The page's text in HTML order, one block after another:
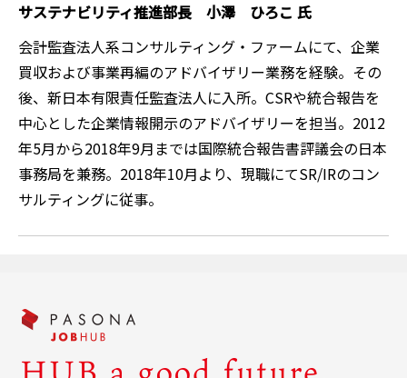
サステナビリティ推進部長 小澤 ひろこ 氏
会計監査法人系コンサルティング・ファームにて、企業
買収および事業再編のアドバイザリー業務を経験。その
後、新日本有限責任監査法人に入所。CSRや統合報告を
中心とした企業情報開示のアドバイザリーを担当。2012
年5月から2018年9月までは国際統合報告書評議会の日本
事務局を兼務。2018年10月より、現職にてSR/IRのコン
サルティングに従事。